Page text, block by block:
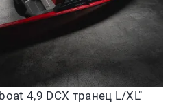
4,9 DCX транец L/XL"